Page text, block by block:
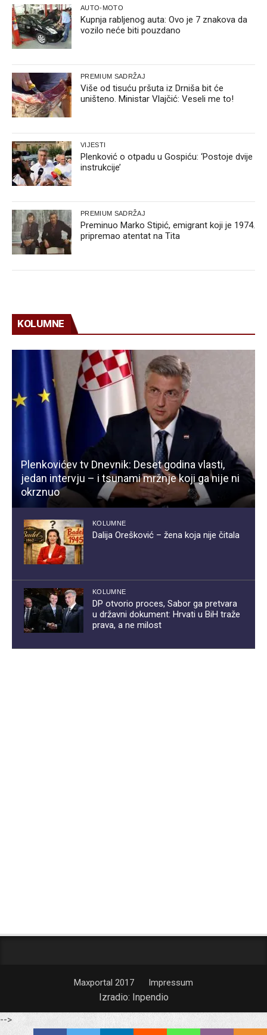
AUTO-MOTO
Kupnja rabljenog auta: Ovo je 7 znakova da
vozilo neće biti pouzdano
PREMIUM SADRŽAJ
Više od tisuću pršuta iz Drniša bit će
uništeno. Ministar Vlajčić: Veseli me to!
VIJESTI
Plenković o otpadu u Gospiću: ‘Postoje dvije
instrukcije’
PREMIUM SADRŽAJ
Preminuo Marko Stipić, emigrant koji je 1974.
pripremao atentat na Tita
KOLUMNE
Plenkovićev tv Dnevnik: Deset godina vlasti,
jedan intervju – i tsunami mržnje koji ga nije ni
okrznuo
KOLUMNE
Dalija Orešković – žena koja nije čitala
KOLUMNE
DP otvorio proces, Sabor ga pretvara
u državni dokument: Hrvati u BiH traže
prava, a ne milost
Maxportal 2017 Impressum
Izradio: Inpendio
-->